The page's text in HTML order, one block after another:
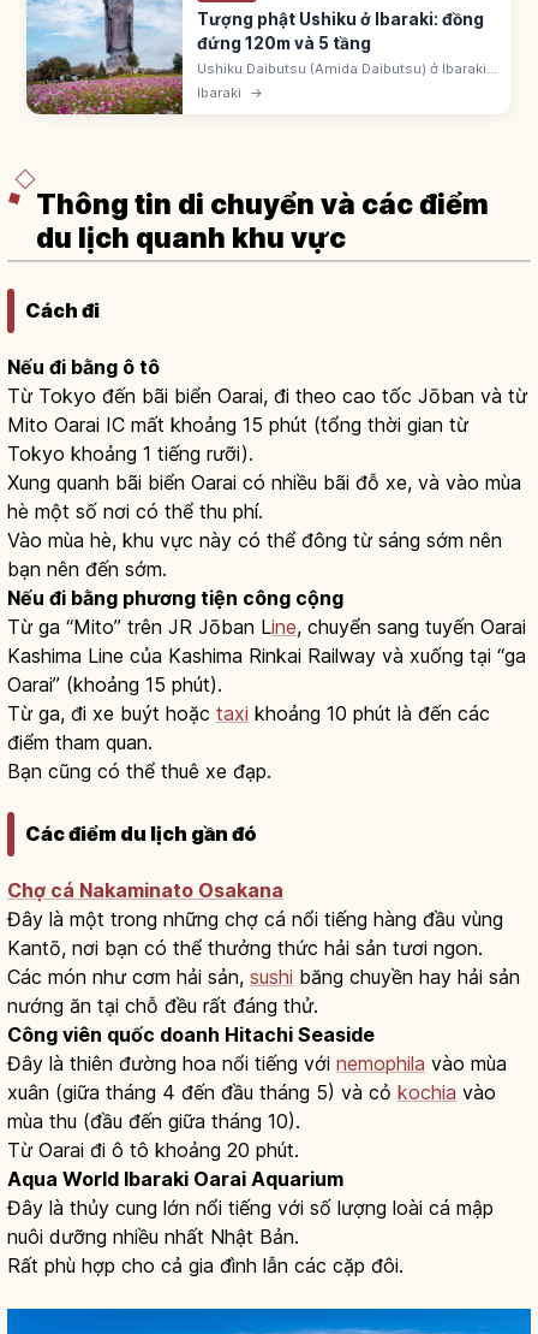
Tượng phật Ushiku ở Ibaraki: đồng
đứng 120m và 5 tầng
Ushiku Daibutsu (Amida Daibutsu) ở Ibaraki
cao 120m (bệ 20m + thân 100m), tượng
Ibaraki →
Thông tin di chuyển và các điểm
du lịch quanh khu vực
Cách đi
Nếu đi bằng ô tô
Từ Tokyo đến bãi biển Oarai, đi theo cao tốc Jōban và từ
Mito Oarai IC mất khoảng 15 phút (tổng thời gian từ
Tokyo khoảng 1 tiếng rưỡi).
Xung quanh bãi biển Oarai có nhiều bãi đỗ xe, và vào mùa
hè một số nơi có thể thu phí.
Vào mùa hè, khu vực này có thể đông từ sáng sớm nên
bạn nên đến sớm.
Nếu đi bằng phương tiện công cộng
Từ ga “Mito” trên JR Jōban Line, chuyển sang tuyến Oarai
Kashima Line của Kashima Rinkai Railway và xuống tại “ga
Oarai” (khoảng 15 phút).
Từ ga, đi xe buýt hoặc taxi khoảng 10 phút là đến các
điểm tham quan.
Bạn cũng có thể thuê xe đạp.
Các điểm du lịch gần đó
Chợ cá Nakaminato Osakana
Đây là một trong những chợ cá nổi tiếng hàng đầu vùng
Kantō, nơi bạn có thể thưởng thức hải sản tươi ngon.
Các món như cơm hải sản, sushi băng chuyền hay hải sản
nướng ăn tại chỗ đều rất đáng thử.
Công viên quốc doanh Hitachi Seaside
Đây là thiên đường hoa nổi tiếng với nemophila vào mùa
xuân (giữa tháng 4 đến đầu tháng 5) và cỏ kochia vào
mùa thu (đầu đến giữa tháng 10).
Từ Oarai đi ô tô khoảng 20 phút.
Aqua World Ibaraki Oarai Aquarium
Đây là thủy cung lớn nổi tiếng với số lượng loài cá mập
nuôi dưỡng nhiều nhất Nhật Bản.
Rất phù hợp cho cả gia đình lẫn các cặp đôi.